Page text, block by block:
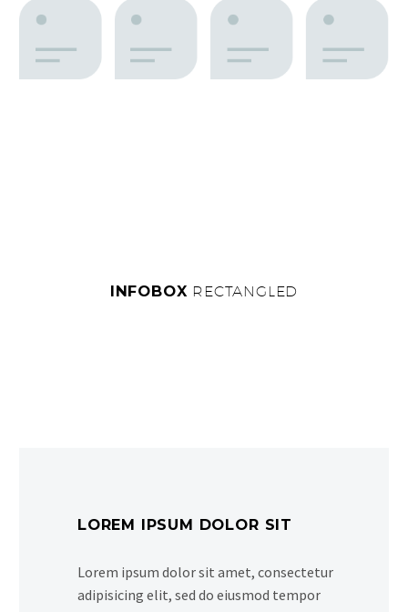
INFOBOX RECTANGLED
LOREM IPSUM DOLOR SIT
Lorem ipsum dolor sit amet, consectetur
adipisicing elit, sed do eiusmod tempor